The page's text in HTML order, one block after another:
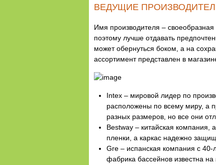
ВЕДУЩИЕ
Имя производителя –
поэтому лучше отдавать
может обернуться боком, а на
ассортимент представлен в
Intex – мировой лидер по
расположены по всему миру, а
разных размеров, но все они
Bestway – китайская компания,
пленки, а каркас надежно
Gre – испанская компания с 40-
фабрика бассейнов известна